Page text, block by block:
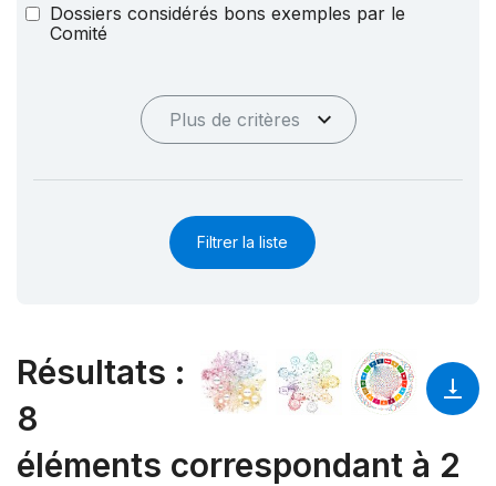
Dossiers considérés bons exemples par le
Comité
Plus de critères
Filtrer la liste
Résultats :
8
éléments correspondant à 2